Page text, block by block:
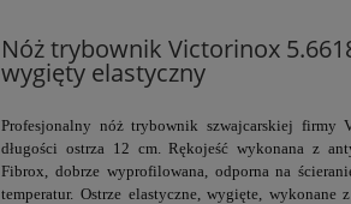
Nóż trybownik Victorinox
wygięty elastyczny
Profesjonalny nóż trybownik szwajcarskiej firmy
długości ostrza 12 cm. Rękojeść wykonana z
Fibrox, dobrze wyprofilowana, odporna na
temperatur. Ostrze elastyczne, wygięte, wykonane